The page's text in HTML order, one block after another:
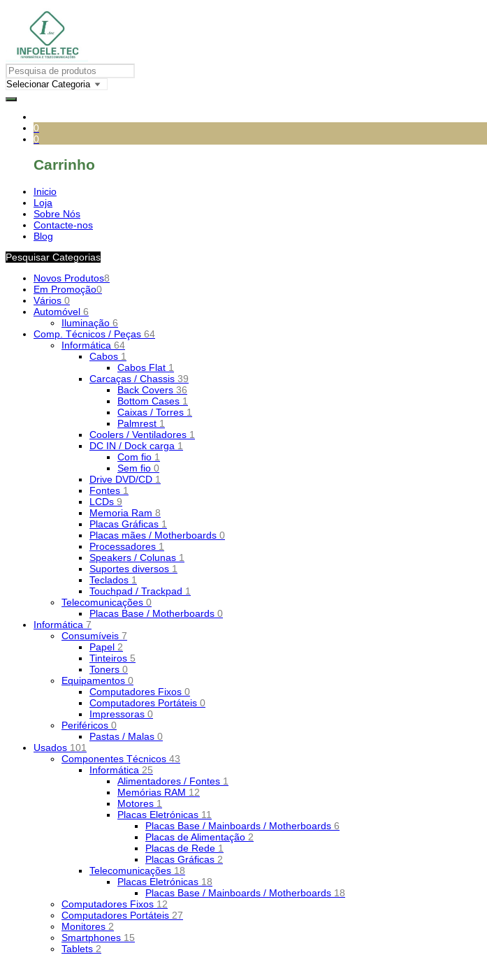
0
0
Carrinho
Inicio
Loja
Sobre Nós
Contacte-nos
Blog
Pesquisar Categorias
Novos Produtos8
Em Promoção0
Vários 0
Automóvel 6
Iluminação 6
Comp. Técnicos / Peças 64
Informática 64
Cabos 1
Cabos Flat 1
Carcaças / Chassis 39
Back Covers 36
Bottom Cases 1
Caixas / Torres 1
Palmrest 1
Coolers / Ventiladores 1
DC IN / Dock carga 1
Com fio 1
Sem fio 0
Drive DVD/CD 1
Fontes 1
LCDs 9
Memoria Ram 8
Placas Gráficas 1
Placas mães / Motherboards 0
Processadores 1
Speakers / Colunas 1
Suportes diversos 1
Teclados 1
Touchpad / Trackpad 1
Telecomunicações 0
Placas Base / Motherboards 0
Informática 7
Consumíveis 7
Papel 2
Tinteiros 5
Toners 0
Equipamentos 0
Computadores Fixos 0
Computadores Portáteis 0
Impressoras 0
Periféricos 0
Pastas / Malas 0
Usados 101
Componentes Técnicos 43
Informática 25
Alimentadores / Fontes 1
Memórias RAM 12
Motores 1
Placas Eletrónicas 11
Placas Base / Mainboards / Motherboards 6
Placas de Alimentação 2
Placas de Rede 1
Placas Gráficas 2
Telecomunicações 18
Placas Eletrónicas 18
Placas Base / Mainboards / Motherboards 18
Computadores Fixos 12
Computadores Portáteis 27
Monitores 2
Smartphones 15
Tablets 2